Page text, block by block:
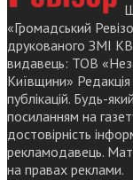
«Громадський
друкованого ЗМІ
видавець: ТОВ
Київщини»
публікацій. Будь-
посиланням на
достовірність
рекламодавець.
на правах реклами.